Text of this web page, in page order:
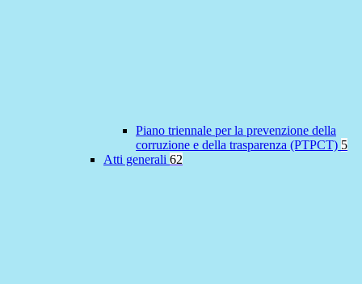
Piano triennale per la prevenzione della
corruzione e della trasparenza (PTPCT) 5
Atti generali 62